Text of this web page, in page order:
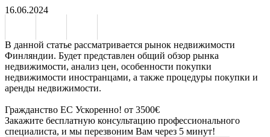
16.06.2024
В данной статье рассматривается рынок недвижимости
Финляндии. Будет представлен общий обзор рынка
недвижимости, анализ цен, особенности покупки
недвижимости иностранцами, а также процедуры покупки и
аренды недвижимости.
Гражданство ЕС Ускоренно! от 3500€
Закажите бесплатную консультацию профессионального
специалиста, и мы перезвоним Вам через 5 минут!